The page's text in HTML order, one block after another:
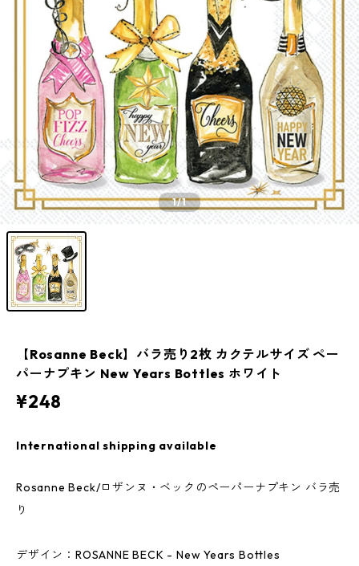
1/1
【Rosanne Beck】バラ売り2枚 カクテルサイズ ペー
パーナプキン New Years Bottles ホワイト
¥248
International shipping available
Rosanne Beck/ロザンヌ・ベックのペーパーナプキン バラ売
り
デザイン：ROSANNE BECK - New Years Bottles